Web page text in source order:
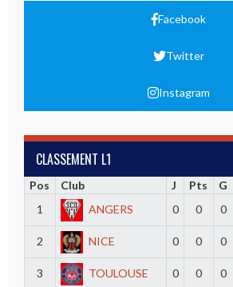
Facebook
Twitter
Instagram
CLASSEMENT L1
Pos Club J Pts G
1
ANGERS 0 0 0
2 NICE 0 0 0
3 TOULOUSE 0 0 0